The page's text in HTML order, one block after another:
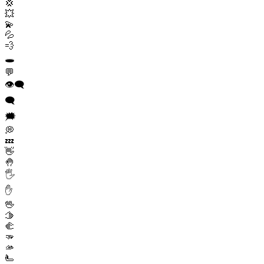
💢
💥
💫
💦
💨
🕳️
💬
👁️‍🗨️
🗨️
🗯️
💭
💤
👋
🤚
🖐️
✋
🖖
🫱
🫲
🫳
🫴
🫷